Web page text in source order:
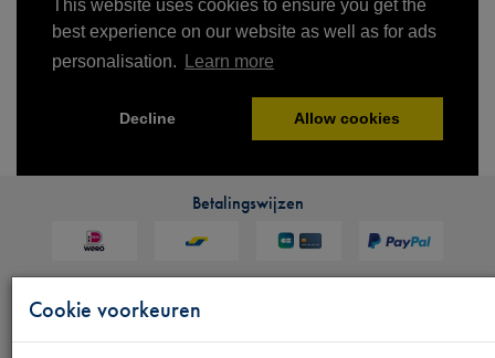
Betalingswijzen
Cookie voorkeuren